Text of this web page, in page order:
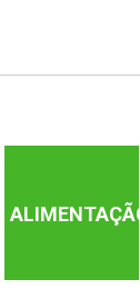
ALIMENTAÇÃO